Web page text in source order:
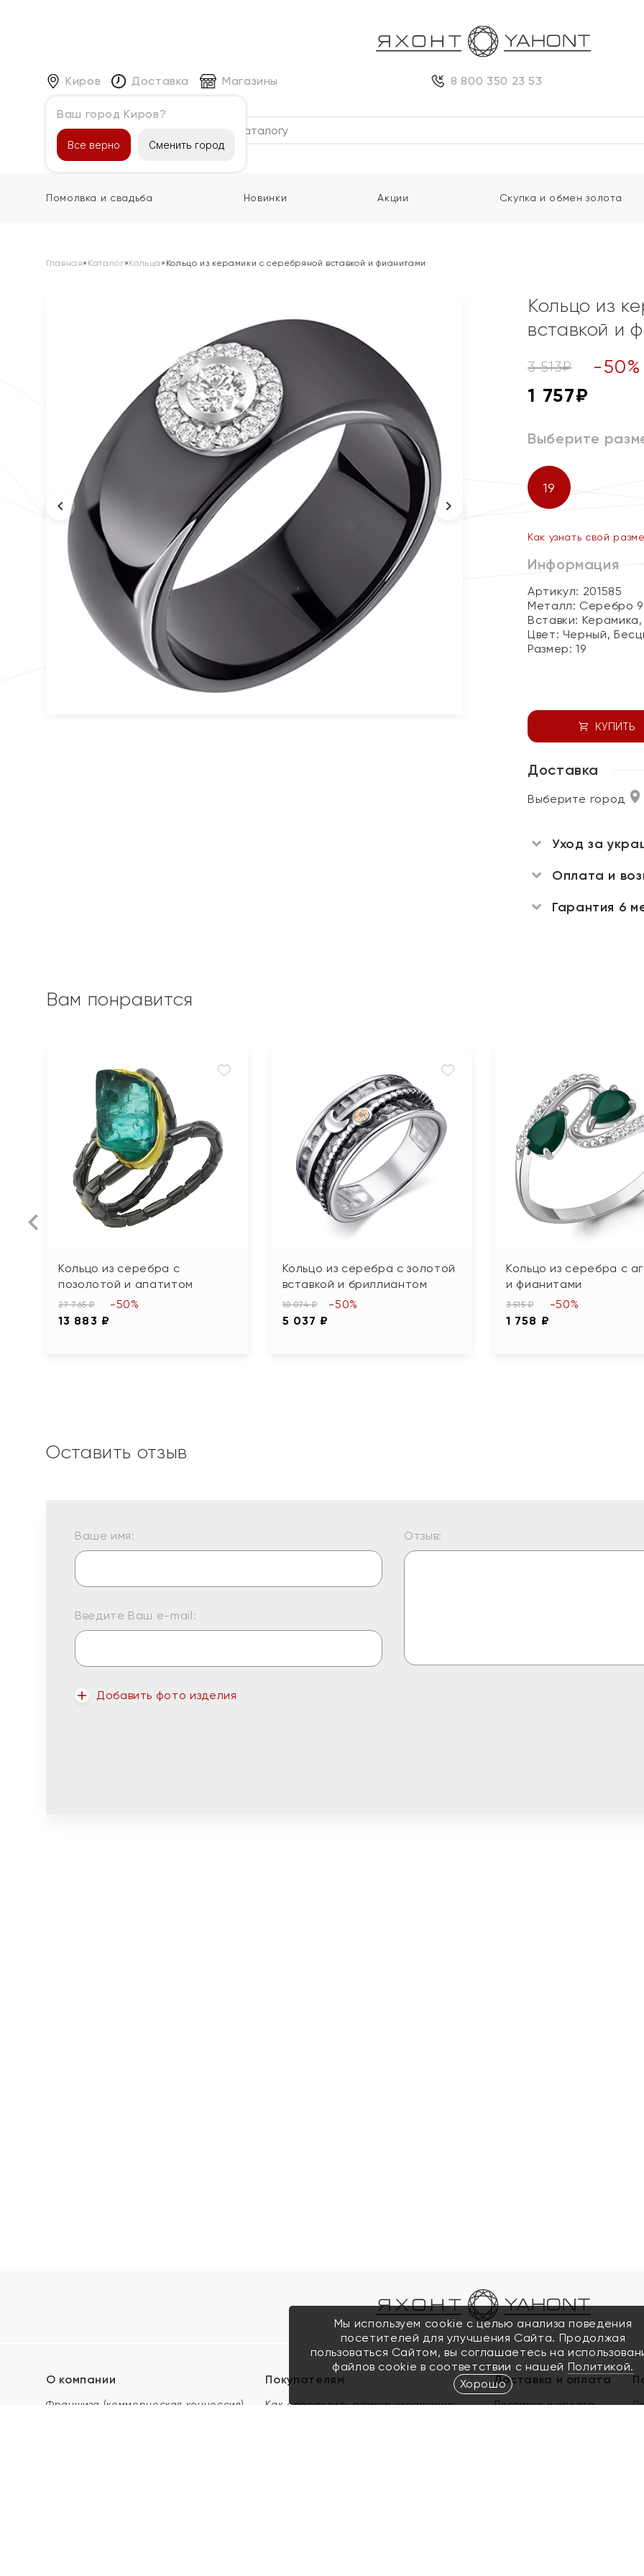
Киров
Ваш город Киров?
Все верно Сменить город
Доставка Магазины 8 800 350 23 53
Каталог
Помолвка и свадьба Новинки Акции Скупка и обмен золота
Главная» Каталог»Кольца » Кольцо из керамики с серебряной вставкой и фианитами
Кольцо из
вставкой и
3 513₽ -50%
1 757₽
Выберите
19
Как узнать свой
Информация
Артикул: 201585
Металл: Серебро
Вставки:
Цвет: Черный,
Размер:19
КУПИТЬ
Доставка
Выберите город
Уход за
Оплата и
Гарантия 6
Вам понравится
Кольцо из серебра с
позолотой и апатитом
27 765 ₽
13 883 ₽
-50%
Кольцо из серебра с золотой
вставкой и бриллиантом
10 074 ₽
5 037 ₽
-50%
Кольцо из серебра с
и фианитами
3 515 ₽
1 758 ₽
-50%
Оставить отзыв
Ваше имя:
Введите Ваш e-mail:
Добавить фото изделия
Отзыв:
О компании
Франшиза (коммерческая концессия)
Покупателям
Как определить размер украшения
Доставка и оплата
Доставка и оплата
Мы используем cookie с целью анализа поведения
посетителей для улучшения Сайта. Продолжая
пользоваться Сайтом, вы соглашаетесь на
файлов cookie в соответствии с нашей Политикой.
Хорошо